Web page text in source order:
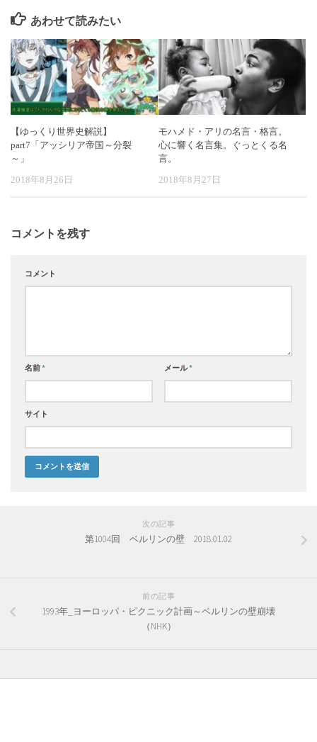
あわせて読みたい
【ゆっくり世界史解説】
part7「アッシリア帝国～分裂
～」
2018年8月26日
モハメド・アリの名言・格言。
心に響く名言集。ぐっとくる名
言。
2018年8月27日
コメントを残す
コメント
名前* メール*
サイト
次の記事
第1004回 ベルリンの壁 2018.01.02
前の記事
1993年_ヨーロッパ・ピクニック計画～ベルリンの壁崩壊
（NHK）